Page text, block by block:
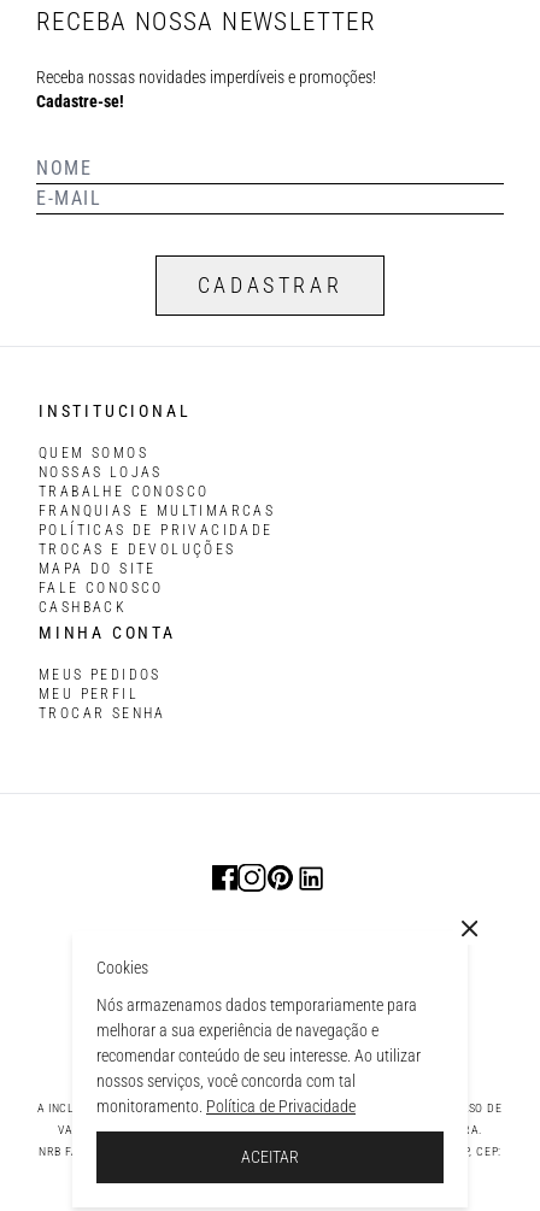
Cookies
Nós armazenamos dados temporariamente para
melhorar a sua experiência de navegação e
recomendar conteúdo de seu interesse. Ao utilizar
nossos serviços, você concorda com tal
monitoramento. Política de Privacidade
ACEITAR
À SACOLA
RECEBA NOSSA NEWSLETTER
Receba nossas novidades imperdíveis e promoções!
Cadastre-se!
CADASTRAR
INSTITUCIONAL
QUEM SOMOS
NOSSAS LOJAS
TRABALHE CONOSCO
FRANQUIAS E MULTIMARCAS
POLÍTICAS DE PRIVACIDADE
TROCAS E DEVOLUÇÕES
MAPA DO SITE
FALE CONOSCO
CASHBACK
MINHA CONTA
MEUS PEDIDOS
MEU PERFIL
TROCAR SENHA
A INCLUSÃO DE UM PRODUTO NA SACOLA NÃO GARANTE SEU PREÇO. EM CASO DE
VARIAÇÃO, PREVALECERÁ O PREÇO VIGENTE NA FINALIZAÇÃO DA COMPRA.
NRB FASHION COMPANY LTDA - AV. TAMBORE, 1043 - TAMBORÉ BARUERI - SP, CEP: